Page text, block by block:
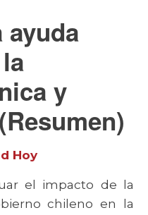
ayuda
y
Hoy
el impacto de la
chileno en la